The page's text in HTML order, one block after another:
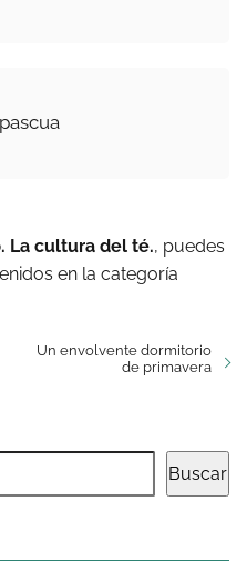
La cultura del té., puedes
en la categoría
Un envolvente dormitorio
de primavera
Buscar